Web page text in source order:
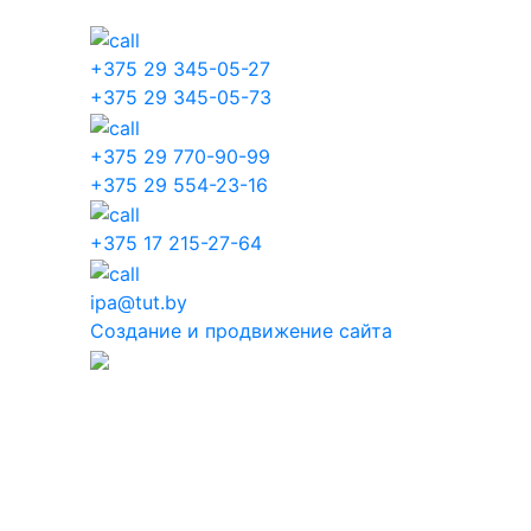
+375 29 345-05-27
+375 29 345-05-73
+375 29 770-90-99
+375 29 554-23-16
+375 17 215-27-64
ipa@tut.by
Создание и продвижение сайта